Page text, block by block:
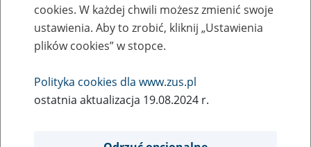
Zaproś ZUS do siebie: eZUS, wizyty
rezerwowane, e-wizyty, Aktywni 50+
Rodzaj wydarzenia
Szkolenia
Obszar merytoryczny
cookies. W każdej chwili możesz zmienić swoje
ustawienia. Aby to zrobić, kliknij „Ustawienia
plików cookies” w stopce.
Polityka cookies dla www.zus.pl
ostatnia aktualizacja 19.08.2024 r.